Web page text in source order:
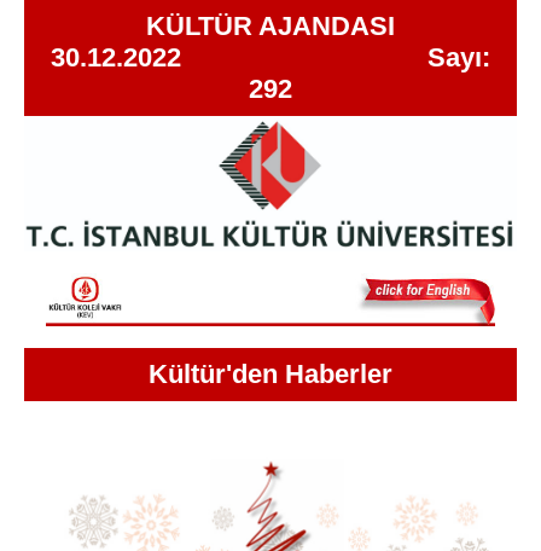
KÜLTÜR AJANDASI
30.12.2022 Sayı:
292
Kültür'den Haberler